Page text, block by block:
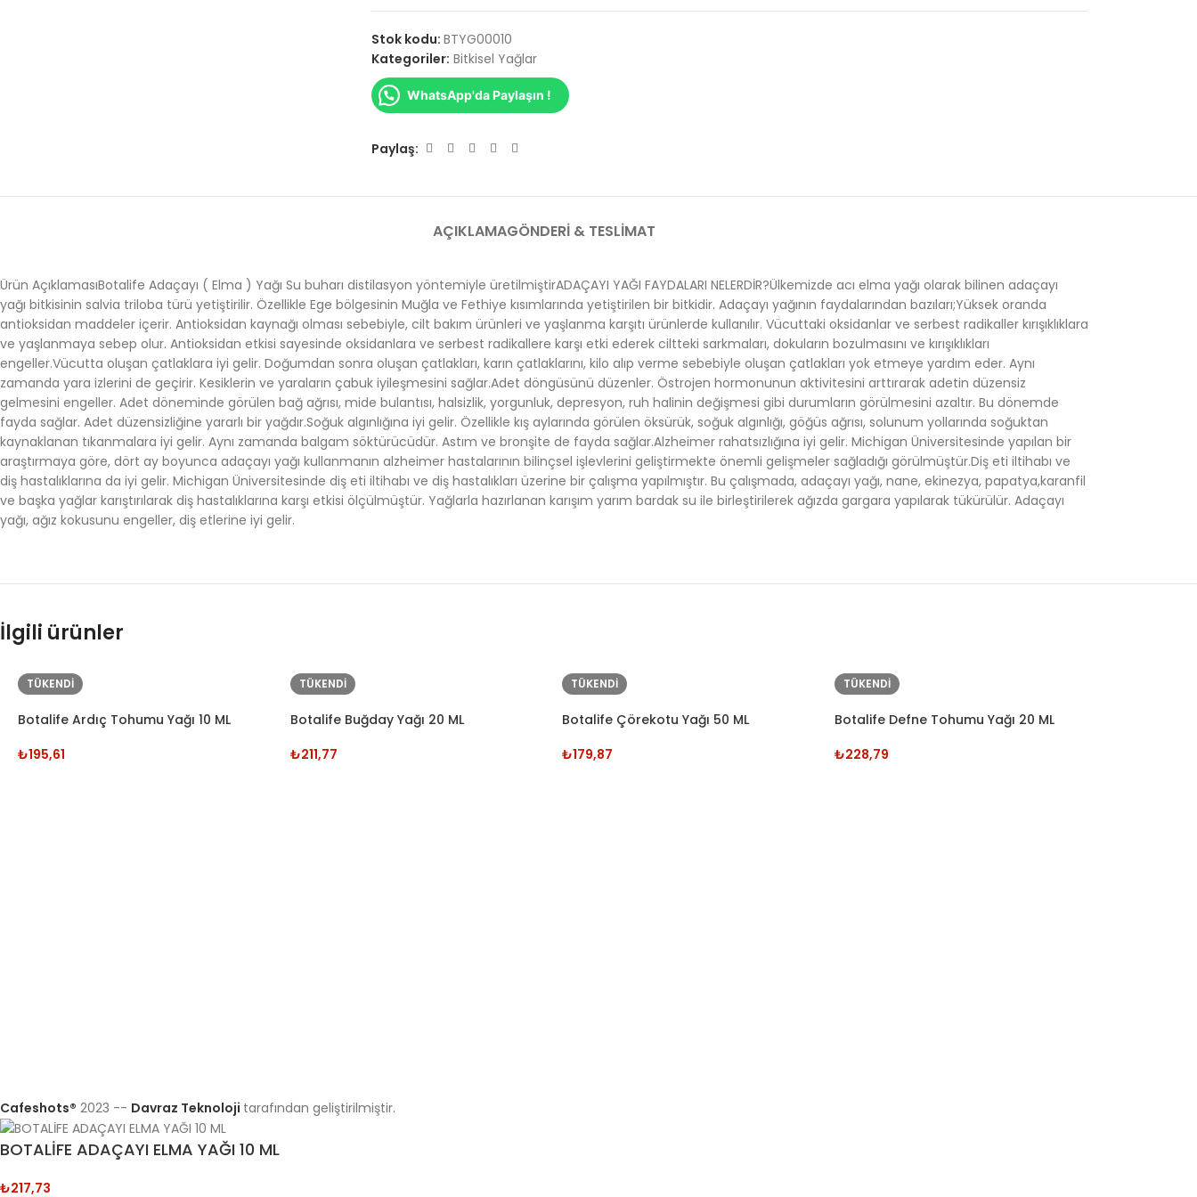
Stok kodu:BTYG00010
Kategoriler: Bitkisel Yağlar
WhatsApp'da Paylaşın !
Paylaş:
AÇIKLAMAGÖNDERI & TESLIMAT
Ürün AçıklamasıBotalife Adaçayı ( Elma ) Yağı Su buharı distilasyon yöntemiyle üretilmiştirADAÇAYI YAĞI FAYDALARI NELERDİR?Ülkemizde acı elma yağı olarak bilinen adaçayı
yağı bitkisinin salvia triloba türü yetiştirilir. Özellikle Ege bölgesinin Muğla ve Fethiye kısımlarında yetiştirilen bir bitkidir. Adaçayı yağının faydalarından bazıları;Yüksek oranda
antioksidan maddeler içerir. Antioksidan kaynağı olması sebebiyle, cilt bakım ürünleri ve yaşlanma karşıtı ürünlerde kullanılır. Vücuttaki oksidanlar ve serbest radikaller kırışıklıklara
ve yaşlanmaya sebep olur. Antioksidan etkisi sayesinde oksidanlara ve serbest radikallere karşı etki ederek ciltteki sarkmaları, dokuların bozulmasını ve kırışıklıkları
engeller.Vücutta oluşan çatlaklara iyi gelir. Doğumdan sonra oluşan çatlakları, karın çatlaklarını, kilo alıp verme sebebiyle oluşan çatlakları yok etmeye yardım eder. Aynı
zamanda yara izlerini de geçirir. Kesiklerin ve yaraların çabuk iyileşmesini sağlar.Adet döngüsünü düzenler. Östrojen hormonunun aktivitesini arttırarak adetin düzensiz
gelmesini engeller. Adet döneminde görülen bağ ağrısı, mide bulantısı, halsizlik, yorgunluk, depresyon, ruh halinin değişmesi gibi durumların görülmesini azaltır. Bu dönemde
fayda sağlar. Adet düzensizliğine yararlı bir yağdır.Soğuk algınlığına iyi gelir. Özellikle kış aylarında görülen öksürük, soğuk algınlığı, göğüs ağrısı, solunum yollarında soğuktan
kaynaklanan tıkanmalara iyi gelir. Aynı zamanda balgam söktürücüdür. Astım ve bronşite de fayda sağlar.Alzheimer rahatsızlığına iyi gelir. Michigan Üniversitesinde yapılan bir
araştırmaya göre, dört ay boyunca adaçayı yağı kullanmanın alzheimer hastalarının bilinçsel işlevlerini geliştirmekte önemli gelişmeler sağladığı görülmüştür.Diş eti iltihabı ve
diş hastalıklarına da iyi gelir. Michigan Üniversitesinde diş eti iltihabı ve diş hastalıkları üzerine bir çalışma yapılmıştır. Bu çalışmada, adaçayı yağı, nane, ekinezya, papatya,karanfil
ve başka yağlar karıştırılarak diş hastalıklarına karşı etkisi ölçülmüştür. Yağlarla hazırlanan karışım yarım bardak su ile birleştirilerek ağızda gargara yapılarak tükürülür. Adaçayı
yağı, ağız kokusunu engeller, diş etlerine iyi gelir.
İlgili ürünler
TÜKENDI
Botalife Ardıç Tohumu Yağı 10 ML
₺195,61
TÜKENDI
Botalife Buğday Yağı 20 ML
₺211,77
TÜKENDI
Botalife Çörekotu Yağı 50 ML
₺179,87
TÜKENDI
Botalife Defne Tohumu Yağı 20 ML
₺228,79
Cafeshots® 2023 -- Davraz Teknoloji tarafından geliştirilmiştir.
BOTALİFE ADAÇAYI ELMA YAĞI 10 ML
₺217,73